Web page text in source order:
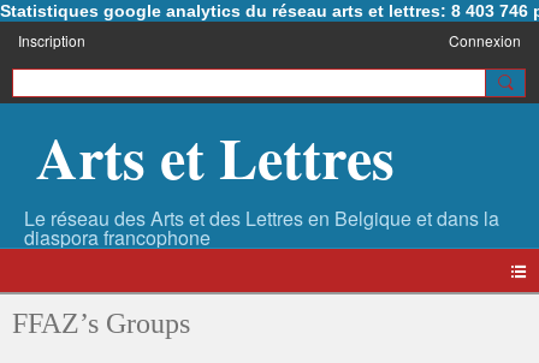
Statistiques google analytics du réseau arts et lettres: 8 403 746
Inscription Connexion
Arts et Lettres
FFAZ’s Groups